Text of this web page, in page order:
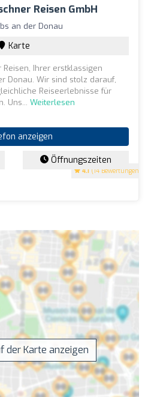
Reisen GmbH
4.1 (14 Bewertungen)
an der Donau
Karte
Ihrer erstklassigen
Donau. Wir sind stolz darauf,
Reiseerlebnisse für
Uns... Weiterlesen
anzeigen
Öffnungszeiten
der Karte anzeigen